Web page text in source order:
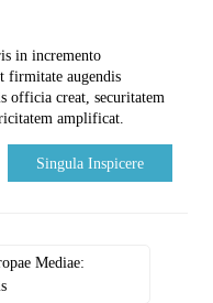
in incremento
firmitate augendis
officia creat, securitatem
amplificat.
Singula Inspicere